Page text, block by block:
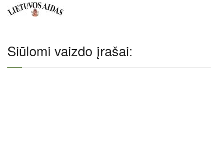
Siūlomi vaizdo įrašai: